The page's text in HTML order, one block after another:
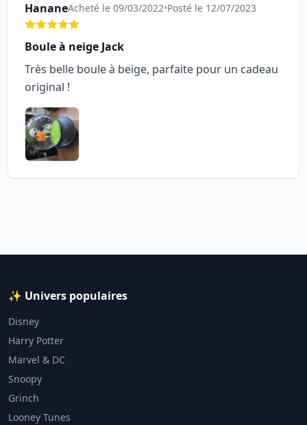
HananeAcheté le 09/03/2022•Posté le 12/07/2023
Boule à neige Jack
Très belle boule à beige, parfaite pour un cadeau
original !
✨ Univers populaires
Disney
Harry Potter
Marvel & DC
Snoopy
Grinch
Looney Tunes